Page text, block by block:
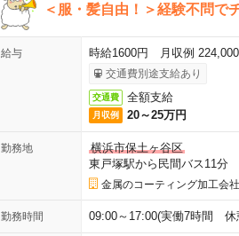
＜服・髪自由！＞経験不問で
給与 時給1600円 月収例
交通費別途支給あり
交通費 全額支給
月収例 20～25万円
勤務地
横浜市保土ヶ谷区
東戸塚駅から民間バス11分
金属のコーティング加工会社
勤務時間 09:00～17:00(実働7時間 休